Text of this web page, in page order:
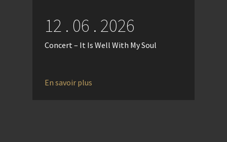
12 . 06 . 2026
Concert – It Is Well With My Soul
En savoir plus